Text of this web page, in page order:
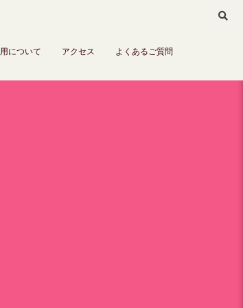
について アクセス よくあるご質問